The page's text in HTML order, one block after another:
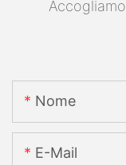
Nome
E-Mail